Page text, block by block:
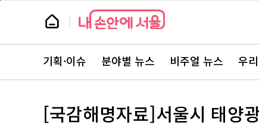
본
뉴
스
뉴
스
주
서
바
로
기획·이슈 분야별 뉴스 비주얼 뉴스 우
[국감해명자료]서울시 태양
페